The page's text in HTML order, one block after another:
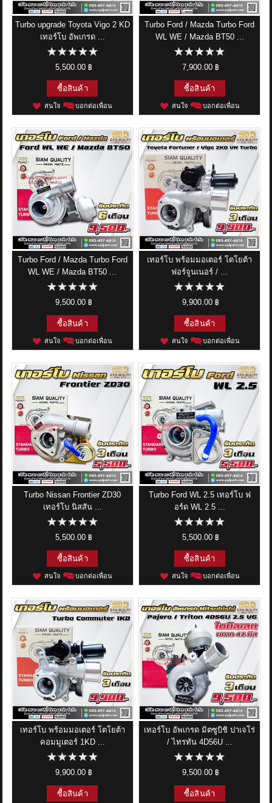
Turbo upgrade Toyota Vigo 2 KD
เทอร์โบ อัพเกรด ...
5,500.00 ฿
ซื้อสินค้า
สนใจ บอกต่อเพื่อน
Turbo Ford / Mazda Turbo Ford
WL WE / Mazda BT50 ...
7,900.00 ฿
ซื้อสินค้า
สนใจ บอกต่อเพื่อน
Turbo Ford / Mazda Turbo Ford
WL WE / Mazda BT50 ...
9,500.00 ฿
ซื้อสินค้า
สนใจ บอกต่อเพื่อน
เทอร์โบ พร้อมมอเตอร์ โตโยต้า
ฟอร์จูนเนอร์ / ...
9,900.00 ฿
ซื้อสินค้า
สนใจ บอกต่อเพื่อน
Turbo Nissan Frontier ZD30
เทอร์โบ นิสสัน ...
5,500.00 ฿
ซื้อสินค้า
สนใจ บอกต่อเพื่อน
Turbo Ford WL 2.5 เทอร์โบ ฟ
อร์ด WL 2.5 ...
5,500.00 ฿
ซื้อสินค้า
สนใจ บอกต่อเพื่อน
เทอร์โบ พร้อมมอเตอร์ โตโยต้า
คอมมูเตอร์ 1KD ...
9,900.00 ฿
ซื้อสินค้า
เทอร์โบ อัพเกรด มิตซูบิชิ ปาเจโร่
/ ไทรทัน 4D56U ...
9,500.00 ฿
ซื้อสินค้า